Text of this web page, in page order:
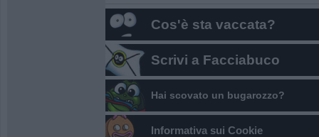
Cos'è sta vaccata?
Scrivi a Facciabuco
Hai scovato un bugarozzo?
Informativa sui Cookie